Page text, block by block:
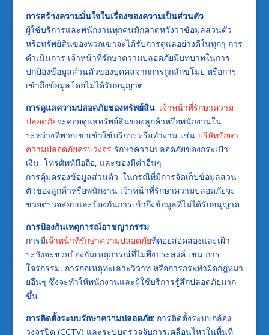
การสร้างความมั่นใจในเรื่องของความเป็นส่วนตัว
ผู้ใช้บริการและพนักงานทุกคนมักคาดหวังว่าข้อมูลส่วนตัว
หรือทรัพย์สินของพวกเขาจะได้รับการดูแลอย่างดีในทุกๆ การ
ดำเนินการ เจ้าหน้าที่รักษาความปลอดภัยมีบทบาทในการ
ปกป้องข้อมูลส่วนตัวของบุคคลจากการถูกลักขโมย หรือการ
เข้าถึงข้อมูลโดยไม่ได้รับอนุญาต
การดูแลความปลอดภัยของทรัพย์สิน: เจ้าหน้าที่รักษาความ
ปลอดภัยจะคอยดูแลทรัพย์สินของลูกค้าหรือพนักงานใน
ระหว่างที่พวกเขาเข้าใช้บริการหรือทำงาน เช่น บริษัทรักษา
ความปลอดภัยครบวงจร รักษาความปลอดภัยของกระเป๋า
เงิน, โทรศัพท์มือถือ, และของมีค่าอื่นๆ
การคุ้มครองข้อมูลส่วนตัว: ในกรณีที่มีการจัดเก็บข้อมูลส่วน
ตัวของลูกค้าหรือพนักงาน เจ้าหน้าที่รักษาความปลอดภัยจะ
ช่วยตรวจสอบและป้องกันการเข้าถึงข้อมูลที่ไม่ได้รับอนุญาต
การป้องกันเหตุการณ์อาชญากรรม
การมีเจ้าหน้าที่รักษาความปลอดภัยที่คอยสอดส่องและเฝ้า
ระวังจะช่วยป้องกันเหตุการณ์ที่ไม่พึงประสงค์ เช่น การ
โจรกรรม, การก่อเหตุทะเลาะวิวาท หรือการกระทำผิดกฎหมา
ยอื่นๆ ซึ่งจะทำให้พนักงานและผู้ใช้บริการรู้สึกปลอดภัยมาก
ขึ้น
การติดตั้งระบบรักษาความปลอดภัย: การติดตั้งระบบกล้อง
วงจรปิด (CCTV) และระบบตรวจจับการเคลื่อนไหวในพื้นที่